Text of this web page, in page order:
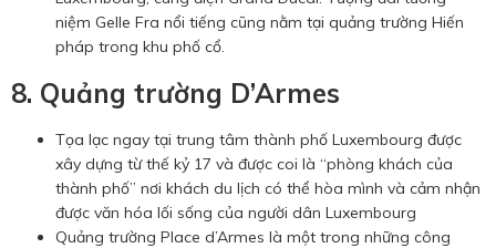
niệm Gelle Fra nổi tiếng cũng nằm tại quảng trường Hiến
pháp trong khu phố cổ.
8. Quảng trường D’Armes
Tọa lạc ngay tại trung tâm thành phố Luxembourg được
xây dựng từ thế kỷ 17 và được coi là “phòng khách của
thành phố” nơi khách du lịch có thể hòa mình và cảm nhận
được văn hóa lối sống của người dân Luxembourg
Quảng trường Place d’Armes là một trong những công